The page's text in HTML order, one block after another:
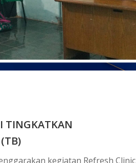
TINGKATKAN
kegiatan Refresh Clinic